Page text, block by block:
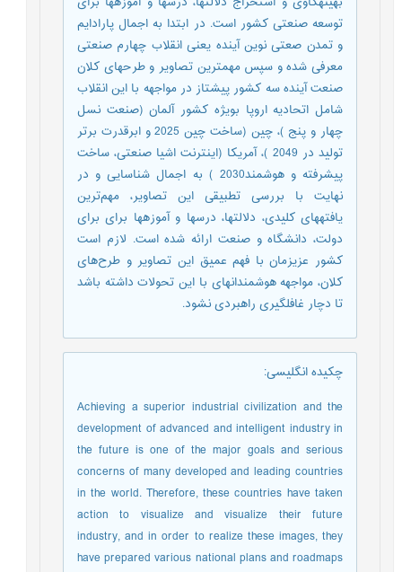
توسعه صنعتی کشور است. در ابتدا به اجمال پارادایم
و تمدن صعتی نوین آینده یعنی انقلاب چهارم صنعتی
معرفی شده و سپس مهمترین تصاویر و طرح‏های کلان
صنعت آینده سه کشور پیشتاز در مواجهه با این انقلاب
شامل اتحادیه اروپا بویژه کشور آلمان (صنعت نسل
چهار و پنج )، چین (ساخت چین 2025 و ابرقدرت برتر
تولید در 2049 )، آمریکا (اینترنت اشیا صنعتی، ساخت
پیشرفته و هوشمند2030 ) به اجمال شناسایی و در
نهایت با بررسی تطبیقی این تصاویر، مهم‌ترین
یافته‏های کلیدی، دلالت‏ها، درس‏ها و آموزه‏ها برای برای
دولت، دانشگاه و صنعت ارائه شده است. لازم است
کشور عزیزمان با فهم عمیق این تصاویر و طرح‌های
کلان، مواجهه هوشمندانه‏ای با این تحولات داشته باشد
تا دچار غافلگیری راهبردی نشود.
چکیده انگلیسی:
Achieving a superior industrial civilization and the
development of advanced and intelligent industry in
the future is one of the major goals and serious
concerns of many developed and leading countries
in the world. Therefore, these countries have taken
action to visualize and visualize their future
industry, and in order to realize these images, they
have prepared various national plans and roadmaps